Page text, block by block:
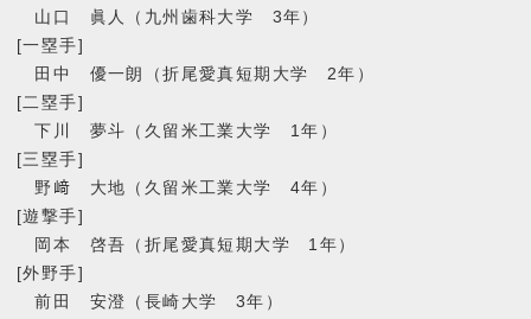
山口 眞人（九州歯科大学 3年）
[一塁手]
田中 優一朗（折尾愛真短期大学 2年）
[二塁手]
下川 夢斗（久留米工業大学 1年）
[三塁手]
野﨑 大地（久留米工業大学 4年）
[遊撃手]
岡本 啓吾（折尾愛真短期大学 1年）
[外野手]
前田 安澄（長崎大学 3年）